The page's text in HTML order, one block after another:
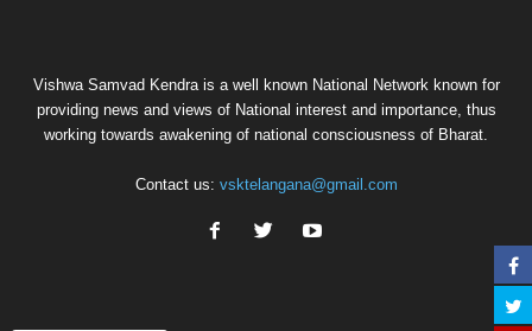
Vishwa Samvad Kendra is a well known National Network known for
providing news and views of National interest and importance, thus
working towards awakening of national consciousness of Bharat.
Contact us: vsktelangana@gmail.com